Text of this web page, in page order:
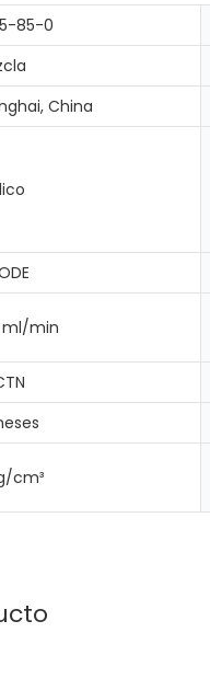
85-0
China
ml/min
cm³